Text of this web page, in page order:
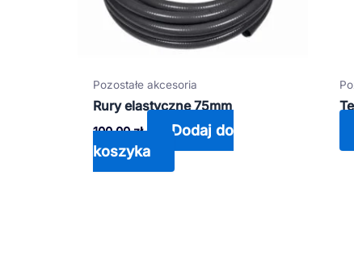
Pozostałe akcesoria
Rury elastyczne 75mm
100,00zł
Dodaj do
koszyka